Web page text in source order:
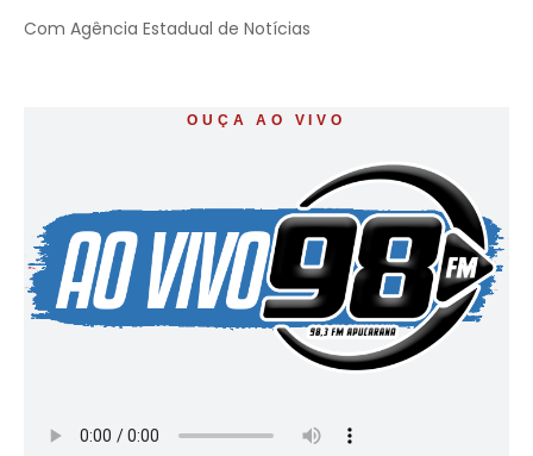
Com Agência Estadual de Notícias
OUÇA AO VIVO